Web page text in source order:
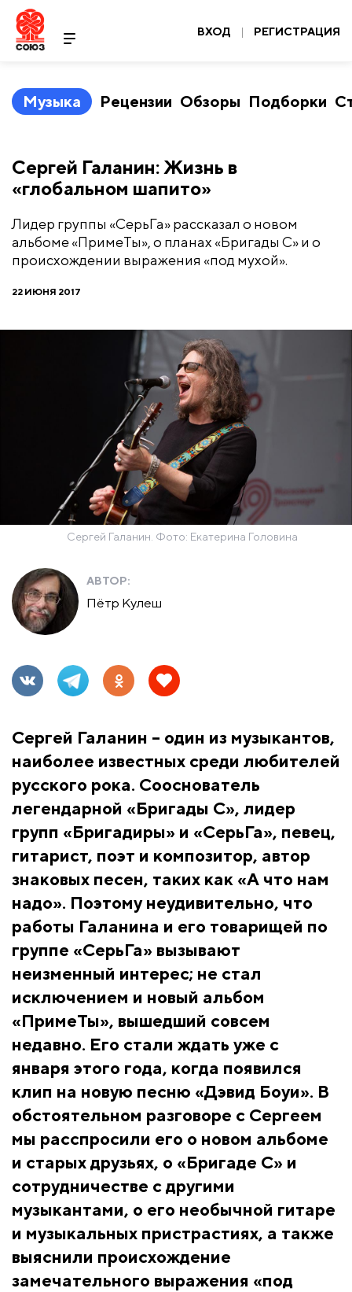
ВХОД | РЕГИСТРАЦИЯ
Музыка Рецензии Обзоры Подборки
Сергей Галанин: Жизнь в
«глобальном шапито»
Лидер группы «СерьГа» рассказал о новом
альбоме «ПримеТы», о планах «Бригады С» и о
происхождении выражения «под мухой».
22 ИЮНЯ 2017
Сергей Галанин. Фото: Екатерина Головина
АВТОР:
Пётр Кулеш
Сергей Галанин – один из музыкантов,
наиболее известных среди любителей
русского рока. Сооснователь
легендарной «Бригады С», лидер
групп «Бригадиры» и «СерьГа», певец,
гитарист, поэт и композитор, автор
знаковых песен, таких как «А что нам
надо». Поэтому неудивительно, что
работы Галанина и его товарищей по
группе «СерьГа» вызывают
неизменный интерес; не стал
исключением и новый альбом
«ПримеТы», вышедший совсем
недавно. Его стали ждать уже с
января этого года, когда появился
клип на новую песню «Дэвид Боуи». В
обстоятельном разговоре с Сергеем
мы расспросили его о новом альбоме
и старых друзьях, о «Бригаде С» и
сотрудничестве с другими
музыкантами, о его необычной гитаре
и музыкальных пристрастиях, а также
выяснили происхождение
замечательного выражения «под